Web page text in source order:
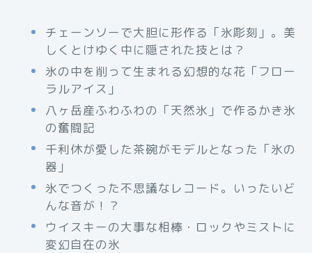
チェーンソーで大胆に形作る「氷彫刻」。美
しくとけゆく中に隠された技とは？
氷の中を削って生まれる幻想的な花「フロー
ラルアイス」
八ヶ岳産ふわふわの「天然氷」で作るかき氷
の奮闘記
千利休が愛した茶碗がモデルとなった「氷の
器」
氷でつくった不思議なレコード。いったいど
んな音が！？
ウイスキーの大事な相棒・ロックやミストに
変幻自在の氷